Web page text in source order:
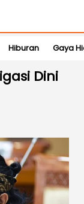
Hiburan Gaya
Dini